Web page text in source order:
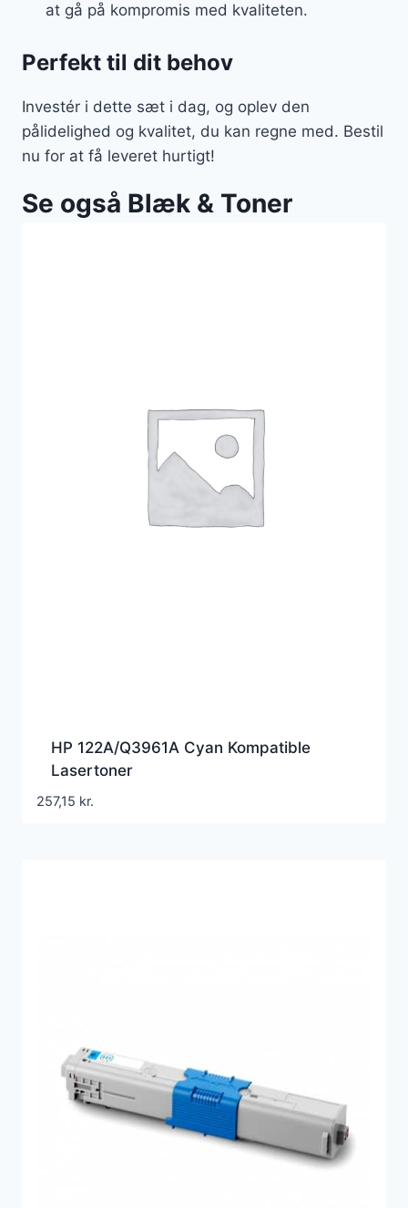
at gå på kompromis med kvaliteten.
Perfekt til dit behov
Investér i dette sæt i dag, og oplev den
pålidelighed og kvalitet, du kan regne med. Bestil
nu for at få leveret hurtigt!
Se også Blæk & Toner
HP 122A/Q3961A Cyan Kompatible
Lasertoner
257,15 kr.